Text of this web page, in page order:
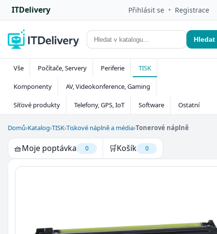
ITDelivery Přihlásit se • Registrace
Hledat
Vše Počítače, Servery Periferie TISK
Komponenty AV, Videokonference, Gaming
Síťové produkty Telefony, GPS, IoT Software Ostatní
Domů›Katalog›TISK›Tiskové náplně a média›Tonerové náplně
🧺Moje poptávka 0 🛒Košík 0